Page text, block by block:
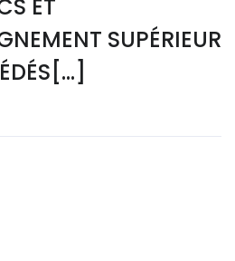
ET
SUPÉRIEUR